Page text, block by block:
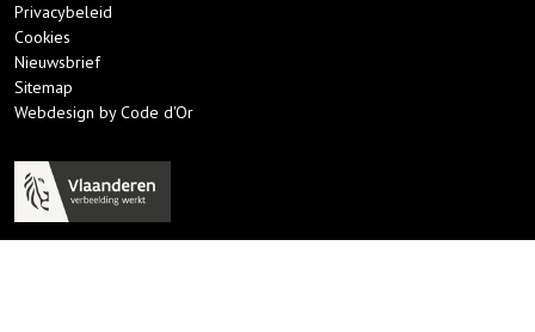
Privacybeleid
Cookies
Nieuwsbrief
Sitemap
Webdesign by Code d'Or